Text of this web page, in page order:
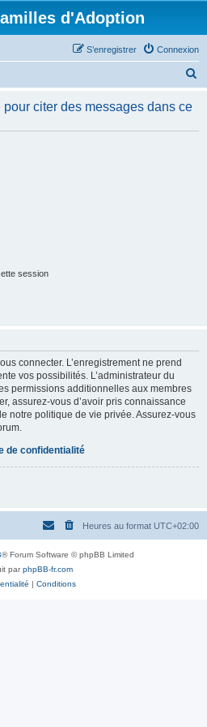
d'Adoption
Connexion
S’enregistrer
h
citer des messages dans ce
session
connecter. L’enregistrement ne prend
vos possibilités. L’administrateur du
permissions additionnelles aux membres
assurez-vous d’avoir pris connaissance
notre politique de vie privée. Assurez-vous
de confidentialité
Heures au format UTC+02:00
® Forum Software © phpBB Limited
parphpBB-fr.com
| Conditions